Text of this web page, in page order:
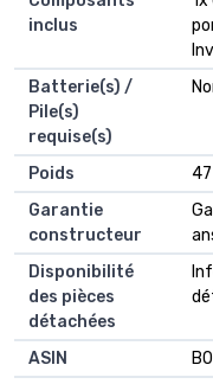
inclus
Batterie(s) /
Pile(s)
requise(s)
Poids
Garantie
constructeur
Disponibilité
des pièces
détachées
ASIN